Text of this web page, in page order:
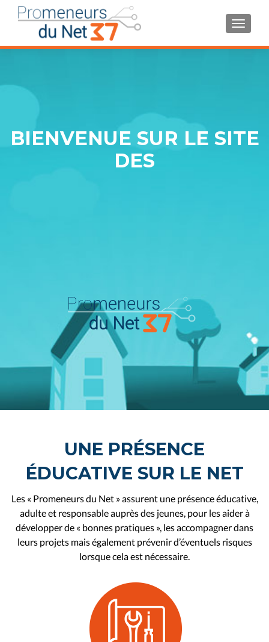
BIENVENUE SUR LE SITE
DES
UNE PRÉSENCE
ÉDUCATIVE SUR LE NET
Les « Promeneurs du Net » assurent une présence éducative,
adulte et responsable auprès des jeunes, pour les aider à
développer de « bonnes pratiques », les accompagner dans
leurs projets mais également prévenir d’éventuels risques
lorsque cela est nécessaire.
Aller
Le
projet